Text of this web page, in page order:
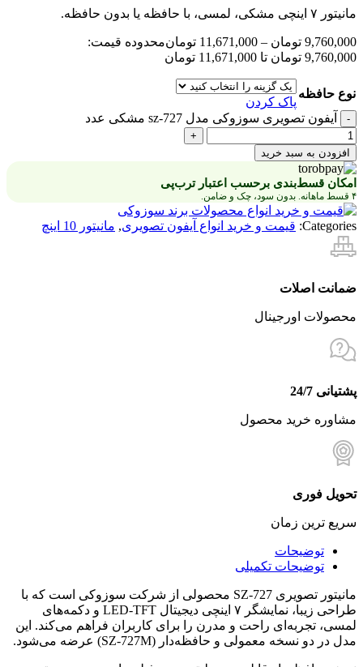
مانیتور ۷ اینچی مشکی، لمسی، با حافظه یا بدون حافظه.
9,760,000 تومان –
11,671,000 تومانمحدوده قیمت:
9,760,000 تومان تا 11,671,000 تومان
نوع حافظه
پاک کردن
آیفون تصویری سوزوکی مدل sz-727 مشکی عدد
افزودن به سبد خرید
امکان قسط‌بندی برحسب اعتبار ترب‌پی
۴ قسط ماهانه. بدون سود، چک و ضامن.
Categories: قیمت و خرید انواع آیفون تصویری, مانیتور 10 اینچ
ضمانت اصلات
محصولات اورجینال
پشتیانی 24/7
مشاوره خرید محصول
تحویل فوری
سریع ترین زمان
توضیحات
توضیحات تکمیلی
مانیتور تصویری SZ‑727 محصولی از شرکت سوزوکی است که با
طراحی زیبا، نمایشگر ۷ اینچی دیجیتال LED-TFT و دکمه‌های
لمسی، تجربه‌ای راحت و مدرن را برای کاربران فراهم می‌کند. این
مدل در دو نسخه معمولی و حافظه‌دار (SZ‑727M) عرضه می‌شود.